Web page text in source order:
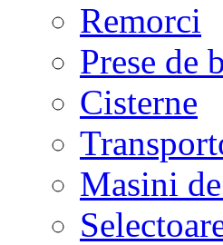
Remorci
Prese de
Cisterne
Masini